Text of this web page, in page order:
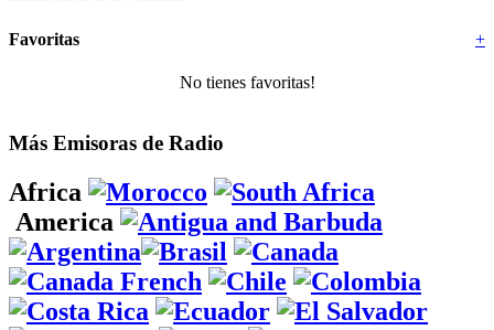
+
Favoritas
No tienes favoritas!
Más Emisoras de Radio
Africa
America